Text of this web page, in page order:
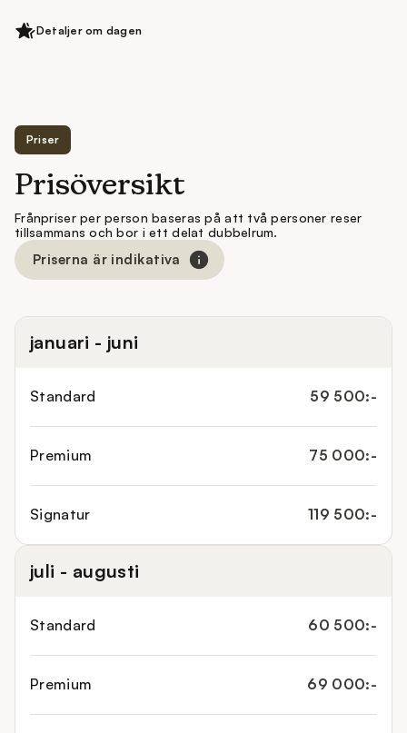
incheckningen finns det tid att koppla av efter den
Detaljer om dagen
Priser
Prisöversikt
Frånpriser per person baseras på att två personer reser
tillsammans och bor i ett delat dubbelrum.
Priserna är indikativa
januari - juni
Standard 59 500:-
Premium 75 000:-
Signatur 119 500:-
juli - augusti
Standard 60 500:-
Premium 69 000:-